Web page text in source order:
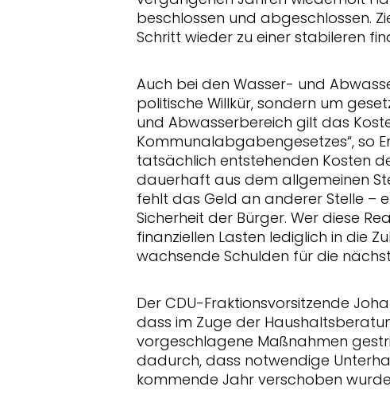
beschlossen und abgeschlossen.
Schritt wieder zu einer stabileren
Auch bei den Wasser- und
politische Willkür, sondern um
und Abwasserbereich gilt das
Kommunalabgabengesetzes“, so
tatsächlich entstehenden Kosten
dauerhaft aus dem allgemeinen
fehlt das Geld an anderer Stelle –
Sicherheit der Bürger. Wer diese
finanziellen Lasten lediglich in die
wachsende Schulden für die
Der CDU-Fraktionsvorsitzende
dass im Zuge der
vorgeschlagene Maßnahmen
dadurch, dass notwendige
kommende Jahr verschoben